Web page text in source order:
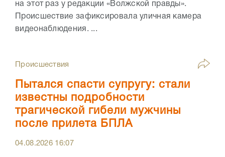
на этот раз у редакции «Волжской правды».
Происшествие зафиксировала уличная камера
видеонаблюдения. ...
Происшествия
Пытался спасти супругу: стали
известны подробности
трагической гибели мужчины
после прилета БПЛА
04.08.2026 16:07